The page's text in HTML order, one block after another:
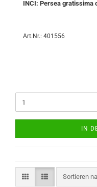
INCI: Persea gratissima
Art.Nr.: 401556
IN
Sortieren